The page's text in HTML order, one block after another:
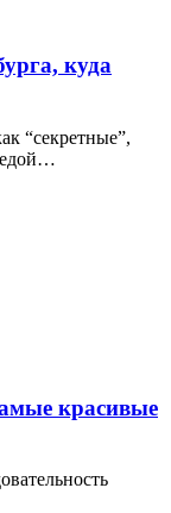
куда
“секретные”,
красивые